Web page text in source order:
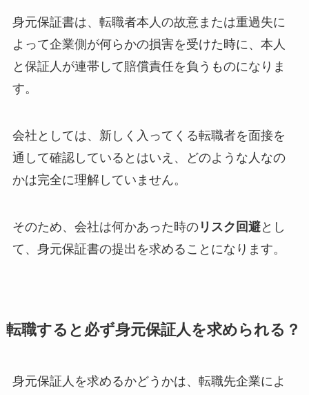
身元保証書は、転職者本人の故意または重過失に
よって企業側が何らかの損害を受けた時に、本人
と保証人が連帯して賠償責任を負うものになりま
す。
会社としては、新しく入ってくる転職者を面接を
通して確認しているとはいえ、どのような人なの
かは完全に理解していません。
そのため、会社は何かあった時のリスク回避とし
て、身元保証書の提出を求めることになります。
転職すると必ず身元保証人を求められる？
身元保証人を求めるかどうかは、転職先企業によ